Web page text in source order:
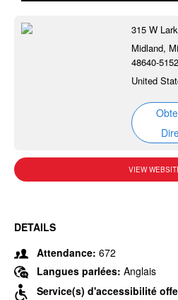
315 W
Midland,
48640-5152
United
VIEW
DETAILS
Attendance: 672
Langues parlées: Anglais
Service(s) d'accessibilité